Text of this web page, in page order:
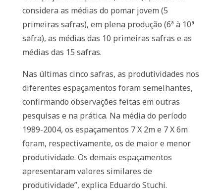
considera as médias do pomar jovem (5
primeiras safras), em plena produção (6ª à 10ª
safra), as médias das 10 primeiras safras e as
médias das 15 safras.
Nas últimas cinco safras, as produtividades nos
diferentes espaçamentos foram semelhantes,
confirmando observações feitas em outras
pesquisas e na prática. Na média do período
1989-2004, os espaçamentos 7 X 2m e 7 X 6m
foram, respectivamente, os de maior e menor
produtividade. Os demais espaçamentos
apresentaram valores similares de
produtividade”, explica Eduardo Stuchi.